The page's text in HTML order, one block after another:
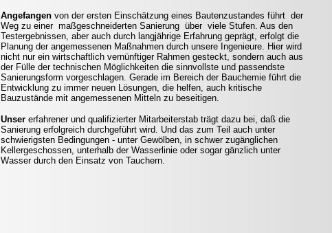
Angefangen von der ersten Einschätzung eines Bautenzustandes führt der
Weg zu einer maßgeschneiderten Sanierung über viele Stufen. Aus den
Testergebnissen, aber auch durch langjährige Erfahrung geprägt, erfolgt die
Planung der angemessenen Maßnahmen durch unsere Ingenieure. Hier wird
nicht nur ein wirtschaftlich vernünftiger Rahmen gesteckt, sondern auch aus
der Fülle der technischen Möglichkeiten die sinnvollste und passendste
Sanierungsform vorgeschlagen. Gerade im Bereich der Bauchemie führt die
Entwicklung zu immer neuen Lösungen, die helfen, auch kritische
Bauzustände mit angemessenen Mitteln zu beseitigen.
Unser erfahrener und qualifizierter Mitarbeiterstab trägt dazu bei, daß die
Sanierung erfolgreich durchgeführt wird. Und das zum Teil auch unter
schwierigsten Bedingungen - unter Gewölben, in schwer zugänglichen
Kellergeschossen, unterhalb der Wasserlinie oder sogar gänzlich unter
Wasser durch den Einsatz von Tauchern.